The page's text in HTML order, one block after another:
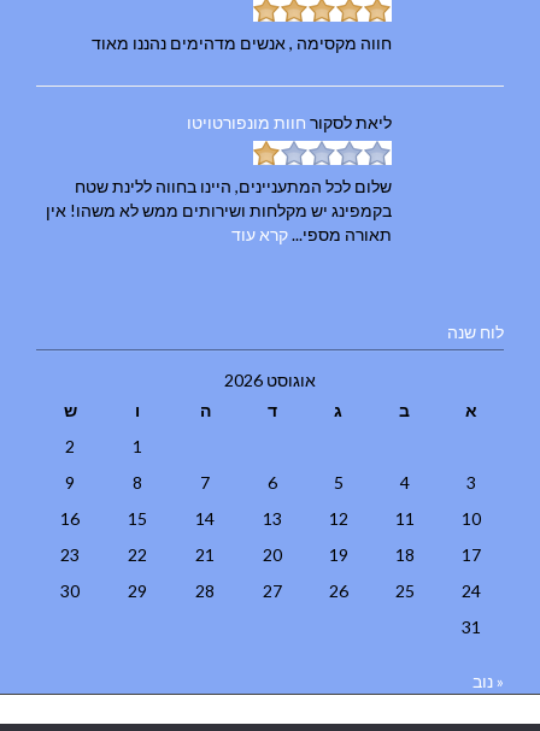
חווה מקסימה , אנשים מדהימים נהננו מאוד
ליאתלסקור חוות מונפורטויטו
שלום לכל המתעניינים, היינו בחווה ללינת שטח
בקמפינג יש מקלחות ושירותים ממש לא משהו! אין
תאורה מספי...קרא עוד
לוח שנה
אוגוסט 2026
א
ב ג ד ה ו
ש
1
2
3
4
5
6
7
8
9
10
11
12
13
14
15
16
17
18
19
20
21
22
23
24
25
26
27
28
29
30
31
« נוב